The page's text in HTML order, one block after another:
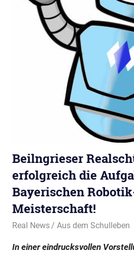
Beilngrieser
erfolgreich die
Bayerischen
Meisterschaft!
1. August 2024
Real News Aus dem Schulleben
In einer eindrucksvollen